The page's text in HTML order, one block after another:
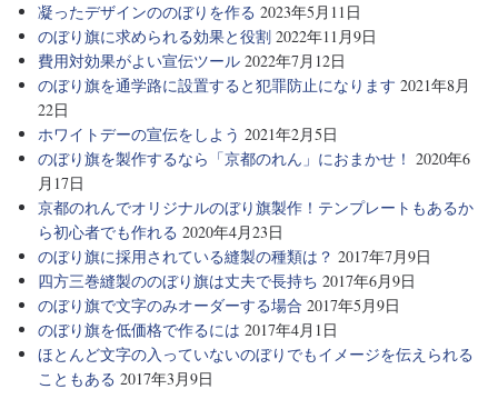
凝ったデザインののぼりを作る 2023年5月11日
のぼり旗に求められる効果と役割 2022年11月9日
費用対効果がよい宣伝ツール 2022年7月12日
のぼり旗を通学路に設置すると犯罪防止になります 2021年8月
22日
ホワイトデーの宣伝をしよう 2021年2月5日
のぼり旗を製作するなら「京都のれん」におまかせ！ 2020年6
月17日
京都のれんでオリジナルのぼり旗製作！テンプレートもあるか
ら初心者でも作れる 2020年4月23日
のぼり旗に採用されている縫製の種類は？ 2017年7月9日
四方三巻縫製ののぼり旗は丈夫で長持ち 2017年6月9日
のぼり旗で文字のみオーダーする場合 2017年5月9日
のぼり旗を低価格で作るには 2017年4月1日
ほとんど文字の入っていないのぼりでもイメージを伝えられる
こともある 2017年3月9日